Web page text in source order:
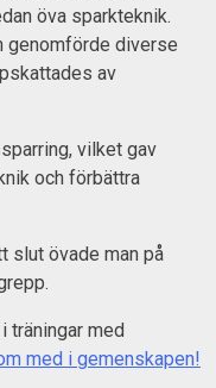
öva sparkteknik.
genomförde diverse
av
vilket gav
och förbättra
slut övade man på
träningar med
med i gemenskapen!